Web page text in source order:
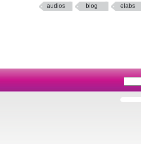
audios blog elabs